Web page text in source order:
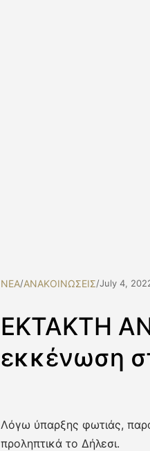
NEA/ΑΝΑΚΟΙΝΩΣΕΙΣ/July 4,
ΕΚΤΑΚΤΗ
εκκένωση
Λόγω ύπαρξης φωτιάς,
προληπτικά το Δήλεσι.